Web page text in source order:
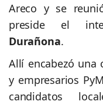
Areco y se
preside el
Durañona.
Allí encabezó una
y empresarios
candidatos